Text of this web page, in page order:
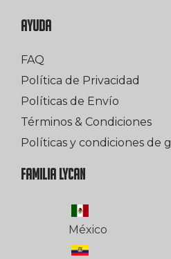
AYUDA
FAQ
Política de Privacidad
Políticas de Envío
Términos & Condiciones
Políticas y condiciones de
FAMILIA LYCAN
México